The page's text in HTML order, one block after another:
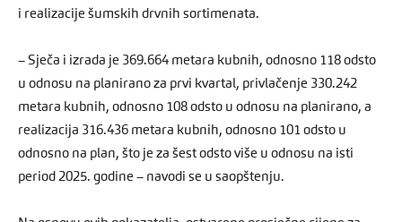
i realizacije šumskih drvnih sortimenata.
– Sječa i izrada je 369.664 metara kubnih, odnosno 118 odsto
u odnosu na planirano za prvi kvartal, privlačenje 330.242
metara kubnih, odnosno 108 odsto u odnosu na planirano, a
realizacija 316.436 metara kubnih, odnosno 101 odsto u
odnosno na plan, što je za šest odsto više u odnosu na isti
period 2025. godine – navodi se u saopštenju.